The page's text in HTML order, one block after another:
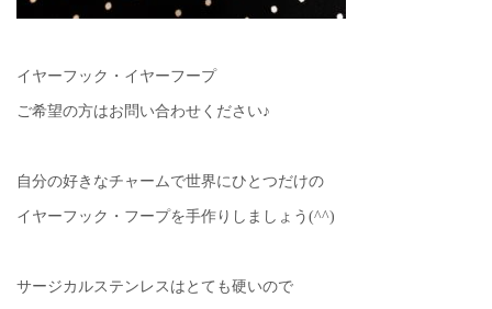
イヤーフック・イヤーフープ
ご希望の方はお問い合わせください♪
自分の好きなチャームで世界にひとつだけの
イヤーフック・フープを手作りしましょう(^^)
サージカルステンレスはとても硬いので